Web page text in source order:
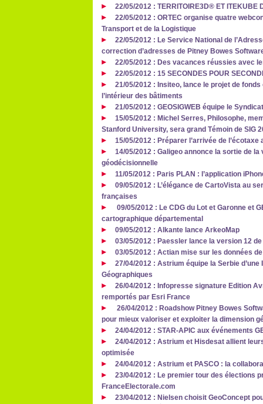
22/05/2012 : TERRITOIRE3D® ET ITEKUBE
22/05/2012 : ORTEC organise quatre
Transport et de la Logistique
22/05/2012 : Le Service National de
correction d’adresses de Pitney Bowes
22/05/2012 : Des vacances réussies avec
22/05/2012 : 15 SECONDES POUR
21/05/2012 : Insiteo, lance le projet de
l’intérieur des bâtiments
21/05/2012 : GEOSIGWEB équipe le
15/05/2012 : Michel Serres, Philosophe,
Stanford University, sera grand Témoin de SIG
15/05/2012 : Préparer l’arrivée de
14/05/2012 : Galigeo annonce la sortie de
géodécisionnelle
11/05/2012 : Paris PLAN : l’application
09/05/2012 : L’élégance de CartoVista au
françaises
09/05/2012 : Le CDG du Lot et Garonne et
cartographique départemental
09/05/2012 : Alkante lance ArkeoMap
03/05/2012 : Paessler lance la version 12
03/05/2012 : Actian mise sur les données
27/04/2012 : Astrium équipe la Serbie
Géographiques
26/04/2012 : Infopresse signature Edition
remportés par Esri France
26/04/2012 : Roadshow Pitney Bowes
pour mieux valoriser et exploiter la dimension
24/04/2012 : STAR-APIC aux événements
24/04/2012 : Astrium et Hisdesat allient
optimisée
24/04/2012 : Astrium et PASCO : la
23/04/2012 : Le premier tour des élections
FranceElectorale.com
23/04/2012 : Nielsen choisit GeoConcept